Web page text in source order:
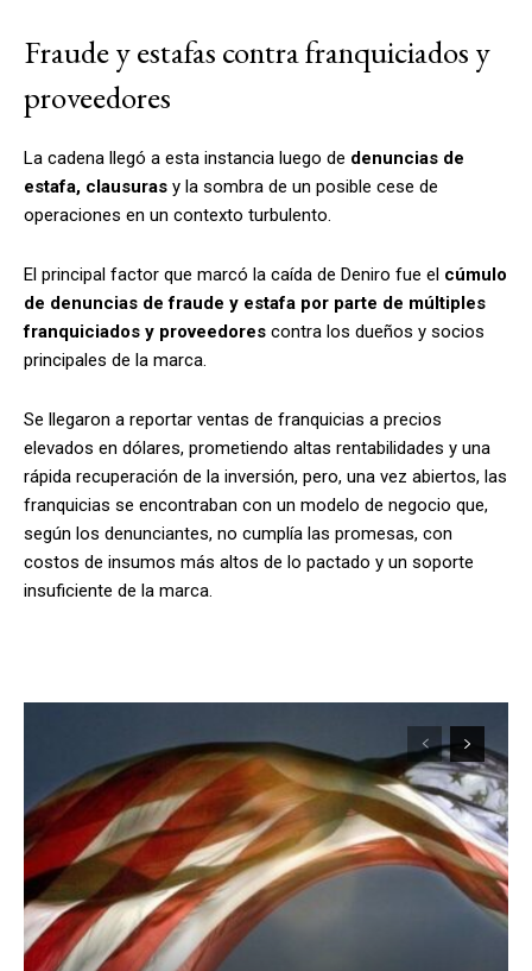
Fraude y estafas contra franquiciados y
proveedores
La cadena llegó a esta instancia luego de denuncias de
estafa, clausuras y la sombra de un posible cese de
operaciones en un contexto turbulento.
El principal factor que marcó la caída de Deniro fue el cúmulo
de denuncias de fraude y estafa por parte de múltiples
franquiciados y proveedores contra los dueños y socios
principales de la marca.
Se llegaron a reportar ventas de franquicias a precios
elevados en dólares, prometiendo altas rentabilidades y una
rápida recuperación de la inversión, pero, una vez abiertos, las
franquicias se encontraban con un modelo de negocio que,
según los denunciantes, no cumplía las promesas, con
costos de insumos más altos de lo pactado y un soporte
insuficiente de la marca.